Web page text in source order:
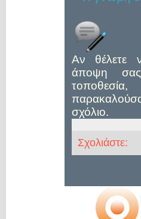
Αν θέλετε
άποψη
σχόλιο.
Σχολιάστε: